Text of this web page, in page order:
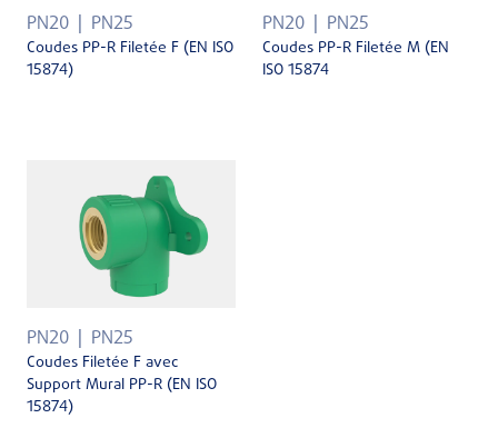
PN20 PN25
Coudes PP-R Filetée F (EN ISO
15874)
PN20 PN25
Coudes PP-R Filetée M (EN
ISO 15874
PN20 PN25
Coudes Filetée F avec
Support Mural PP-R (EN ISO
15874)